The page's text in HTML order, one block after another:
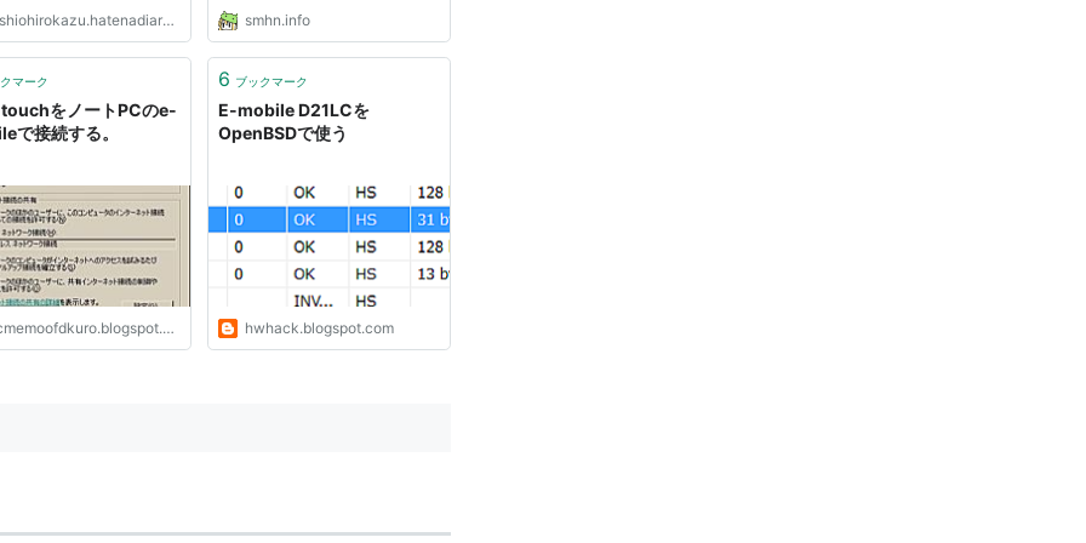
smhn.info
マーク
をノートPCのe-
で接続する。
6 ブックマーク
E-mobile D21LCを
OpenBSDで使う
hwhack.blogspot.com